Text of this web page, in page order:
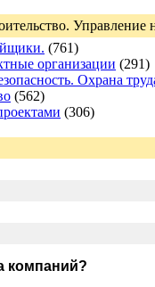
Управление
(761)
организации (291)
Охрана
(562)
(306)
компаний?